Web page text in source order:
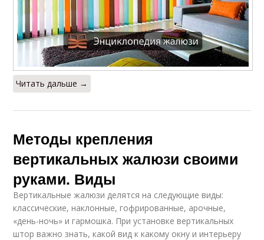
Читать дальше →
Методы крепления
вертикальных жалюзи своими
руками. Виды
Вертикальные жалюзи делятся на следующие виды:
классические, наклонные, гофрированные, арочные,
«день-ночь» и гармошка. При установке вертикальных
штор важно знать, какой вид к какому окну и интерьеру